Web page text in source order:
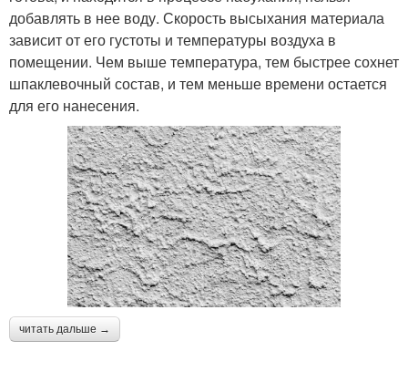
добавлять в нее воду. Скорость высыхания материала
зависит от его густоты и температуры воздуха в
помещении. Чем выше температура, тем быстрее сохнет
шпаклевочный состав, и тем меньше времени остается
для его нанесения.
читать дальше →